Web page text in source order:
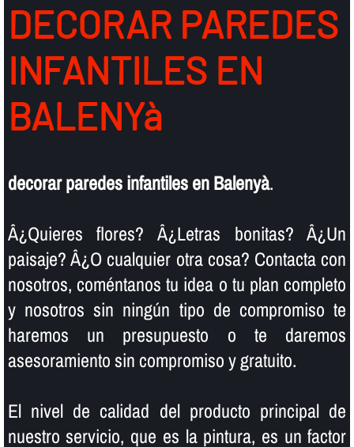
DECORAR PAREDES
INFANTILES EN
BALENYà
decorar paredes infantiles en Balenyà.
Â¿Quieres flores? Â¿Letras bonitas? Â¿Un
paisaje? Â¿O cualquier otra cosa? Contacta con
nosotros, coméntanos tu idea o tu plan completo
y nosotros sin ningún tipo de compromiso te
haremos un presupuesto o te daremos
asesoramiento sin compromiso y gratuito.
El nivel de calidad del producto principal de
nuestro servicio, que es la pintura, es un factor